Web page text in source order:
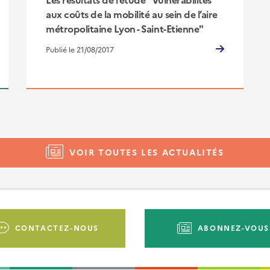
aux coûts de la mobilité au sein de l’aire
métropolitaine Lyon - Saint-Etienne"
Publié le 21/08/2017
VOIR TOUTES LES ACTUALITÉS
CONTACTEZ-NOUS ABONNEZ-VOUS